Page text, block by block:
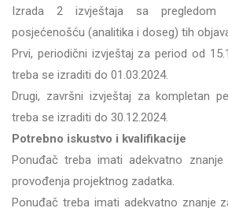
Izrada 2 izvještaja sa pregledom
posjećenošću (analitika i doseg) tih
Prvi, periodični izvještaj za period od
treba se izraditi do 01.03.2024.
Drugi, završni izvještaj za kompletan
treba se izraditi do 30.12.2024.
Potrebno iskustvo i kvalifikacije
Ponuđač treba imati adekvatno
provođenja projektnog zadatka.
Ponuđač treba imati adekvatno znanje